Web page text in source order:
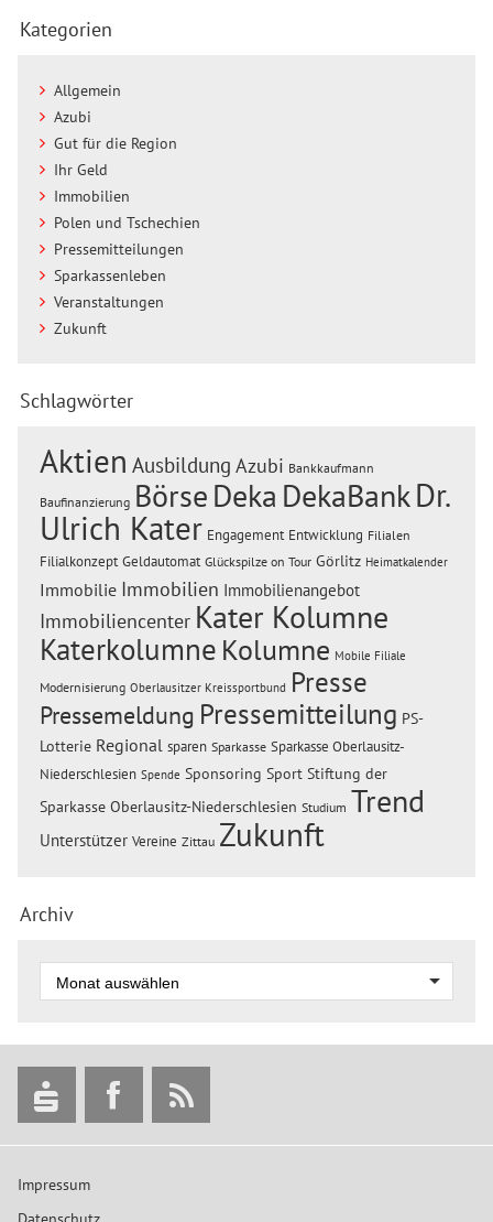
Kategorien
Allgemein
Azubi
Gut für die Region
Ihr Geld
Immobilien
Polen und Tschechien
Pressemitteilungen
Sparkassenleben
Veranstaltungen
Zukunft
Schlagwörter
Aktien Ausbildung Azubi Bankkaufmann
Baufinanzierung BörseDeka DekaBankDr.
Ulrich Kater Engagement Entwicklung Filialen
Filialkonzept Geldautomat Glückspilze on Tour Görlitz Heimatkalender
Immobilie Immobilien Immobilienangebot
Immobiliencenter Kater Kolumne
Katerkolumne Kolumne Mobile Filiale
Modernisierung Oberlausitzer Kreissportbund Presse
Pressemeldung Pressemitteilung PS-
Lotterie Regional sparen Sparkasse Sparkasse Oberlausitz-
Niederschlesien Spende Sponsoring Sport Stiftung der
Sparkasse Oberlausitz-Niederschlesien Studium Trend
Unterstützer Vereine Zittau Zukunft
Archiv
Impressum